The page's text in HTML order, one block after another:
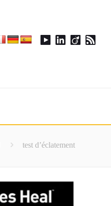
test d’éclatement